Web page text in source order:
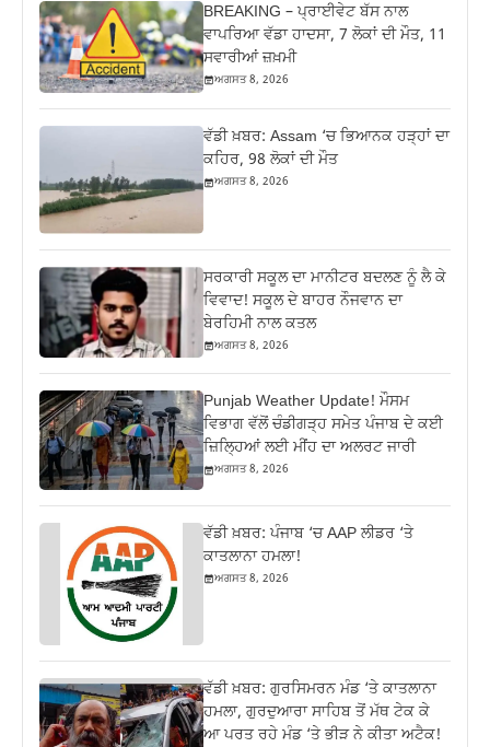
BREAKING – ਪ੍ਰਾਈਵੇਟ ਬੱਸ ਨਾਲ
ਵਾਪਰਿਆ ਵੱਡਾ ਹਾਦਸਾ, 7 ਲੋਕਾਂ ਦੀ ਮੌਤ, 11
ਸਵਾਰੀਆਂ ਜ਼ਖ਼ਮੀ
ਅਗਸਤ 8, 2026
ਵੱਡੀ ਖ਼ਬਰ: Assam ‘ਚ ਭਿਆਨਕ ਹੜ੍ਹਾਂ ਦਾ
ਕਹਿਰ, 98 ਲੋਕਾਂ ਦੀ ਮੌਤ
ਅਗਸਤ 8, 2026
ਸਰਕਾਰੀ ਸਕੂਲ ਦਾ ਮਾਨੀਟਰ ਬਦਲਣ ਨੂੰ ਲੈ ਕੇ
ਵਿਵਾਦ! ਸਕੂਲ ਦੇ ਬਾਹਰ ਨੌਜਵਾਨ ਦਾ
ਬੇਰਹਿਮੀ ਨਾਲ ਕਤਲ
ਅਗਸਤ 8, 2026
Punjab Weather Update! ਮੌਸਮ
ਵਿਭਾਗ ਵੱਲੋਂ ਚੰਡੀਗੜ੍ਹ ਸਮੇਤ ਪੰਜਾਬ ਦੇ ਕਈ
ਜ਼ਿਲ੍ਹਿਆਂ ਲਈ ਮੀਂਹ ਦਾ ਅਲਰਟ ਜਾਰੀ
ਅਗਸਤ 8, 2026
ਵੱਡੀ ਖ਼ਬਰ: ਪੰਜਾਬ ‘ਚ AAP ਲੀਡਰ ‘ਤੇ
ਕਾਤਲਾਨਾ ਹਮਲਾ!
ਅਗਸਤ 8, 2026
ਵੱਡੀ ਖ਼ਬਰ: ਗੁਰਸਿਮਰਨ ਮੰਡ ‘ਤੇ ਕਾਤਲਾਨਾ
ਹਮਲਾ, ਗੁਰਦੁਆਰਾ ਸਾਹਿਬ ਤੋਂ ਮੱਥ ਟੇਕ ਕੇ
ਆ ਪਰਤ ਰਹੇ ਮੰਡ ‘ਤੇ ਭੀੜ ਨੇ ਕੀਤਾ ਅਟੈਕ!